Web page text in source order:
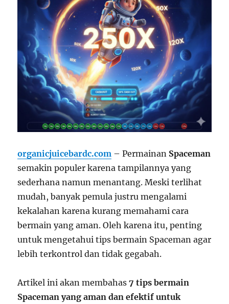
organicjuicebardc.com – Permainan Spaceman
semakin populer karena tampilannya yang
sederhana namun menantang. Meski terlihat
mudah, banyak pemula justru mengalami
kekalahan karena kurang memahami cara
bermain yang aman. Oleh karena itu, penting
untuk mengetahui tips bermain Spaceman agar
lebih terkontrol dan tidak gegabah.
Artikel ini akan membahas7 tips bermain
Spaceman yang aman dan efektif untuk